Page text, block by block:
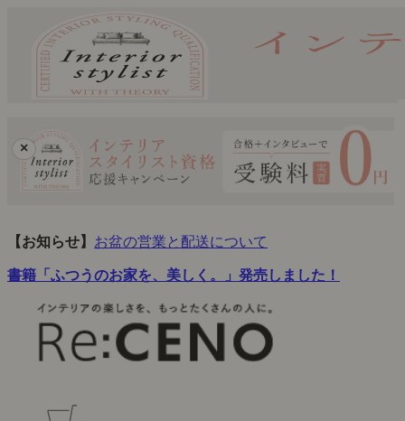
×
【お知らせ】 お盆の営業と配送について
書籍「ふつうのお家を、美しく。」発売しました！